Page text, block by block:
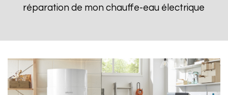
réparation de mon chauffe-eau électrique